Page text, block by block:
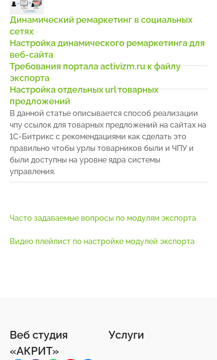
Динамический ремаркетинг в социальных
сетях
Настройка динамического ремаркетинга для
веб-сайта
Требования портала activizm.ru к файлу
экспорта
Настройка отдельных url товарных
предложений
В данной статье описывается способ реализации
чпу ссылок для товарных предложений на сайтах на
1С-Битрикс с рекомендациями как сделать это
правильно чтобы урлы товарников были и ЧПУ и
были доступны на уровне ядра системы
управления.
Часто задаваемые вопросы по модулям экспорта
Видео плейлист по настройке модулей экспорта
Веб студия
«АКРИТ»
Услуги